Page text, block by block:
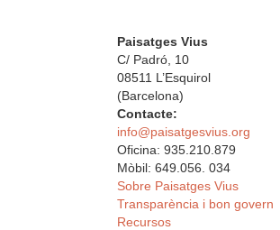
Paisatges Vius
C/ Padró, 10
08511 L’Esquirol
(Barcelona)
Contacte:
info@paisatgesvius.org
Oficina: 935.210.879
Mòbil: 649.056. 034
Sobre Paisatges Vius
Transparència i bon govern
Recursos